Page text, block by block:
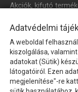
Akciók, kifutó
HÍRLEVÉL
Íratkozzon fel
Adatvédelmi
A weboldal
kiszolgálása,
adatokat (Sütik)
látogatóiról. Ezen
megjelenítése"-re